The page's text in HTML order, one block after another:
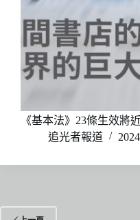
《基本法》23條生效
追光者報道